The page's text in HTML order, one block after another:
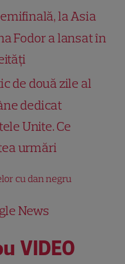
la Asia
Fodor a lansat în
de două zile al
dedicat
Unite. Ce
urmări
cu dan negru
News
VIDEO